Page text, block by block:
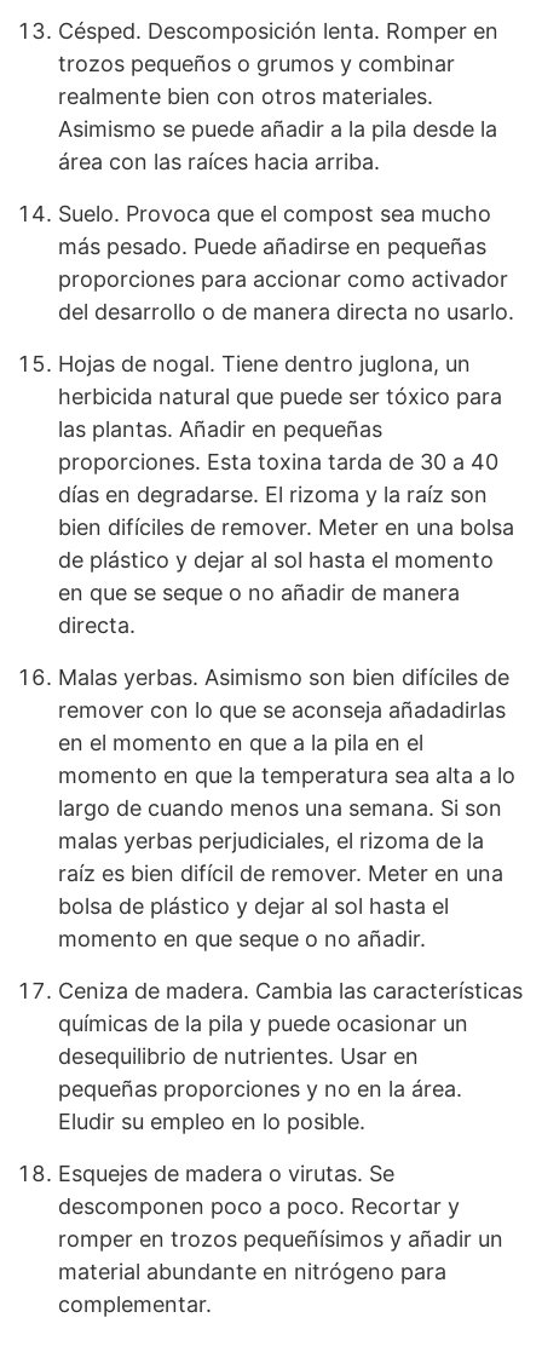
Césped. Descomposición lenta. Romper en
trozos pequeños o grumos y combinar
realmente bien con otros materiales.
Asimismo se puede añadir a la pila desde la
área con las raíces hacia arriba.
Suelo. Provoca que el compost sea mucho
más pesado. Puede añadirse en pequeñas
proporciones para accionar como activador
del desarrollo o de manera directa no usarlo.
Hojas de nogal. Tiene dentro juglona, un
herbicida natural que puede ser tóxico para
las plantas. Añadir en pequeñas
proporciones. Esta toxina tarda de 30 a 40
días en degradarse. El rizoma y la raíz son
bien difíciles de remover. Meter en una bolsa
de plástico y dejar al sol hasta el momento
en que se seque o no añadir de manera
directa.
Malas yerbas. Asimismo son bien difíciles de
remover con lo que se aconseja añadadirlas
en el momento en que a la pila en el
momento en que la temperatura sea alta a lo
largo de cuando menos una semana. Si son
malas yerbas perjudiciales, el rizoma de la
raíz es bien difícil de remover. Meter en una
bolsa de plástico y dejar al sol hasta el
momento en que seque o no añadir.
Ceniza de madera. Cambia las características
químicas de la pila y puede ocasionar un
desequilibrio de nutrientes. Usar en
pequeñas proporciones y no en la área.
Eludir su empleo en lo posible.
Esquejes de madera o virutas. Se
descomponen poco a poco. Recortar y
romper en trozos pequeñísimos y añadir un
material abundante en nitrógeno para
complementar.